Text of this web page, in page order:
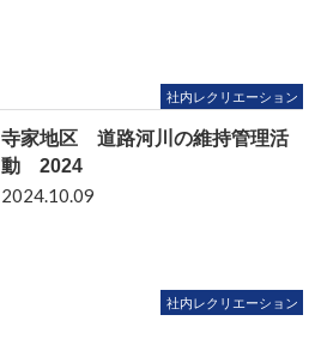
社内レクリエーション
寺家地区 道路河川の維持管理活
動 2024
社内レクリエーション
2024.10.09